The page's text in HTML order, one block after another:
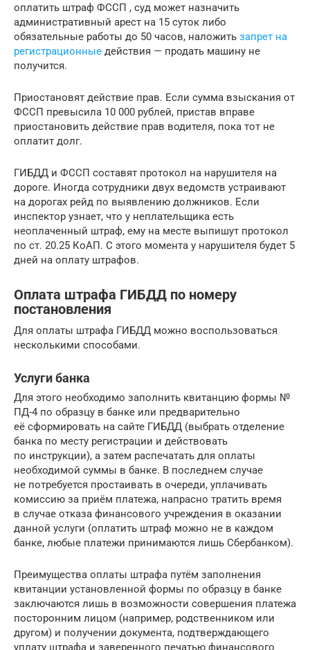
оплатить штраф ФССП , суд может назначить
административный арест на 15 суток либо
обязательные работы до 50 часов, наложить запрет на
регистрационные действия — продать машину не
получится.
Приостановят действие прав. Если сумма взыскания от
ФССП превысила 10 000 рублей, пристав вправе
приостановить действие прав водителя, пока тот не
оплатит долг.
ГИБДД и ФССП составят протокол на нарушителя на
дороге. Иногда сотрудники двух ведомств устраивают
на дорогах рейд по выявлению должников. Если
инспектор узнает, что у неплательщика есть
неоплаченный штраф, ему на месте выпишут протокол
по ст. 20.25 КоАП. С этого момента у нарушителя будет 5
дней на оплату штрафов.
Оплата штрафа ГИБДД по номеру
постановления
Для оплаты штрафа ГИБДД можно воспользоваться
несколькими способами.
Услуги банка
Для этого необходимо заполнить квитанцию формы №
ПД-4 по образцу в банке или предварительно
её сформировать на сайте ГИБДД (выбрать отделение
банка по месту регистрации и действовать
по инструкции), а затем распечатать для оплаты
необходимой суммы в банке. В последнем случае
не потребуется простаивать в очереди, уплачивать
комиссию за приём платежа, напрасно тратить время
в случае отказа финансового учреждения в оказании
данной услуги (оплатить штраф можно не в каждом
банке, любые платежи принимаются лишь Сбербанком).
Преимущества оплаты штрафа путём заполнения
квитанции установленной формы по образцу в банке
заключаются лишь в возможности совершения платежа
посторонним лицом (например, родственником или
другом) и получении документа, подтверждающего
уплату штрафа и заверенного печатью финансового